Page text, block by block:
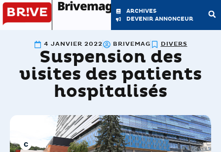
Brivemag'
ARCHIVES
DEVENIR ANNONCEUR
4 JANVIER 2022 BRIVEMAG DIVERS
Suspension des
visites des patients
hospitalisés